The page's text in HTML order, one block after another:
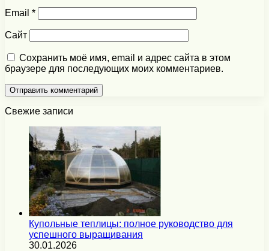
Email *
Сайт
Сохранить моё имя, email и адрес сайта в этом
браузере для последующих моих комментариев.
Свежие записи
Купольные теплицы: полное руководство для
успешного выращивания
30.01.2026